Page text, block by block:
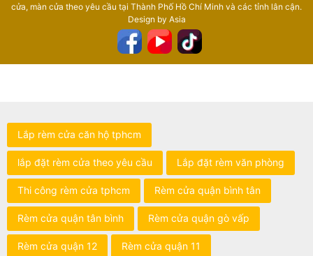
cửa, màn cửa theo yêu cầu tại Thành Phố Hồ Chí Minh và các tỉnh lân cận.
Design by Asia
Lắp rèm cửa căn hộ tphcm
lắp đặt rèm cửa theo yêu cầu Lắp đặt rèm văn phòng
Thi công rèm cửa tphcm Rèm cửa quận bình tân
Rèm cửa quận tân bình Rèm cửa quận gò vấp
Rèm cửa quận 12 Rèm cửa quận 11